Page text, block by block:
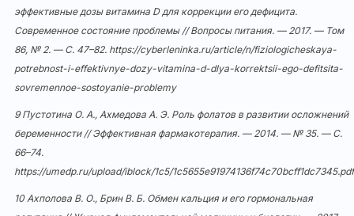
эффективные дозы витамина D для коррекции его дефицита.
Современное состояние проблемы // Вопросы питания. — 2017. — Том
86, № 2. — С. 47–82. https://cyberleninka.ru/article/n/fiziologicheskaya-
potrebnost-i-effektivnye-dozy-vitamina-d-dlya-korrektsii-ego-defitsita-
sovremennoe-sostoyanie-problemy
9 Пустотина О. А., Ахмедова А. Э. Роль фолатов в развитии осложнений
беременности // Эффективная фармакотерапия. — 2014. — № 35. — С.
66–74.
https://umedp.ru/upload/iblock/1c5/1c5655e91974136f74c70bcff1dc7345.pdf
10 Ахполова В. О., Брин В. Б. Обмен кальция и его гормональная